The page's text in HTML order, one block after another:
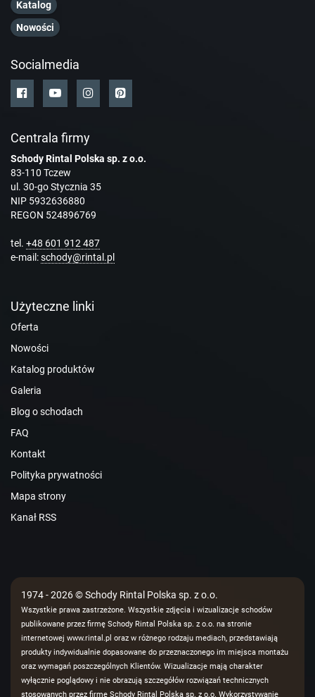
Katalog
Nowości
Socialmedia
Centrala firmy
Schody Rintal Polska sp. z o.o.
83-110 Tczew
ul. 30-go Stycznia 35
NIP 5932636880
REGON 524896769
tel. +48 601 912 487
e-mail:schody@rintal.pl
Użyteczne linki
Oferta
Nowości
Katalog produktów
Galeria
Blog o schodach
FAQ
Kontakt
Polityka prywatności
Mapa strony
Kanał RSS
1974 - 2026 © Schody Rintal Polska sp. z o.o.
Wszystkie prawa zastrzeżone. Wszystkie zdjęcia i wizualizacje schodów
publikowane przez firmę Schody Rintal Polska sp. z o.o. na stronie
internetowej www.rintal.pl oraz w różnego rodzaju mediach, przedstawiają
produkty indywidualnie dopasowane do przeznaczonego im miejsca montażu
oraz wymagań poszczególnych Klientów. Wizualizacje mają charakter
wyłącznie poglądowy i nie obrazują szczegółów rozwiązań technicznych
stosowanych przez firmę Schody Rintal Polska sp. z o.o. Wykorzystywanie